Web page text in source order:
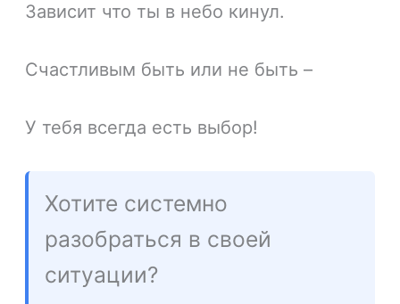
Зависит что ты в небо кинул.
Счастливым быть или не быть –
У тебя всегда есть выбор!
Хотите системно
разобраться в своей
ситуации?